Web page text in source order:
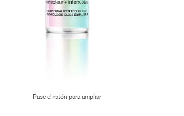
Pase el ratón para ampliar